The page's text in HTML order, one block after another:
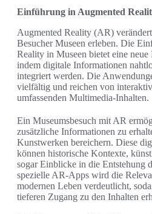
Einführung in Augmented
Augmented Reality (AR)
Besucher Museen erleben. Die
Reality in Museen bietet eine
indem digitale Informationen
integriert werden. Die
vielfältig und reichen von
umfassenden Multimedia-Inhalten.
Ein Museumsbesuch mit AR
zusätzliche Informationen zu
Kunstwerken bereichern. Diese
können historische Kontexte,
sogar Einblicke in die Entstehung
spezielle AR-Apps wird die
modernen Leben verdeutlicht,
tieferen Zugang zu den Inhalten